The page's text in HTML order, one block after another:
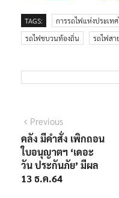
TAGS: การรถไฟแห่งประเท
แนะแนว
เรื่อง
Previous Previous
post:
คลัง มีคำสั่ง เพิกถอน
ใบอนุญาตฯ ‘เดอะ